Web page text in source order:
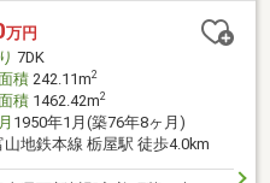
万円
7DK
積242.11m2
積1462.42m2
1950年1月(築76年8ヶ月)
山地鉄本線 栃屋駅 徒歩4.0km